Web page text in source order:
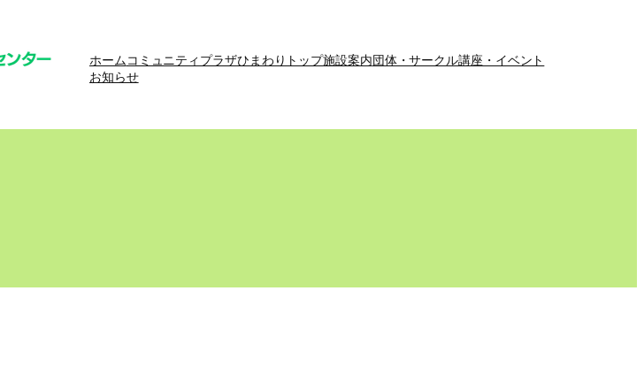
ホームコミュニティプラザひまわりトップ施設案内団体・サークル講座・イベント
お知らせ